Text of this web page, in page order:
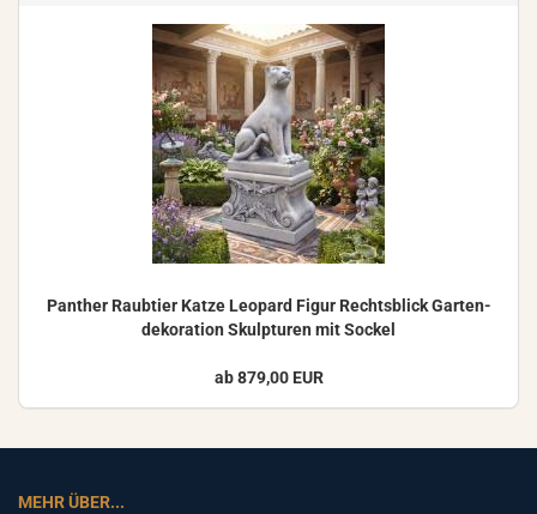
Pan­ther Raub­tier Katze Leo­pard Figur Rechts­blick Gar­ten­
de­ko­ra­ti­on Skulp­tu­ren mit So­ckel
ab 879,00 EUR
MEHR ÜBER...